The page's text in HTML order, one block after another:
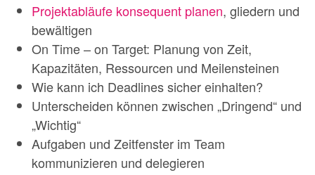
Projektabläufe konsequent planen, gliedern und
bewältigen
On Time – on Target: Planung von Zeit,
Kapazitäten, Ressourcen und Meilensteinen
Wie kann ich Deadlines sicher einhalten?
Unterscheiden können zwischen „Dringend“ und
„Wichtig“
Aufgaben und Zeitfenster im Team
kommunizieren und delegieren